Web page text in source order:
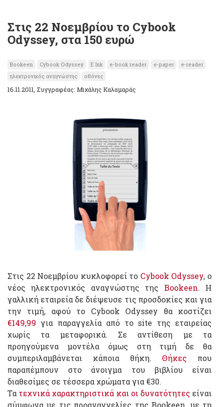
Στις 22 Νοεμβρίου το Cybook
Odyssey, στα 150 ευρώ
Bookeen Cybook Odyssey E Ink e-book reader e-paper
e-reader
ηλεκτρονικός αναγνώστης
οθόνες
16.11.2011, Συγγραφέας: Μιχάλης Καλαμαράς
Στις 22 Νοεμβρίου κυκλοφορεί το Cybook Odyssey, ο
νέος ηλεκτρονικός αναγνώστης της Bookeen. Η
γαλλική εταιρεία δε διέψευσε τις προσδοκίες και για
την τιμή, αφού το Cybook Odyssey θα κοστίζει
€149,99 για παραγγελία από το site της εταιρείας
χωρίς τα μεταφορικά. Σε αντίθεση με τα
προηγούμενα μοντέλα όμως στη τιμή δε θα
συμπεριλαμβάνεται κάποια θήκη. Θήκες που
παραπέμπουν στο άνοιγμα του βιβλίου είναι
διαθεσίμες σε τέσσερα χρώματα για €30.
Τα τεχνικά χαρακτηριστικά και οι δυνατότητες είναι
σύμφωνα με τις προαναγγελίες της Bookeen, με τη